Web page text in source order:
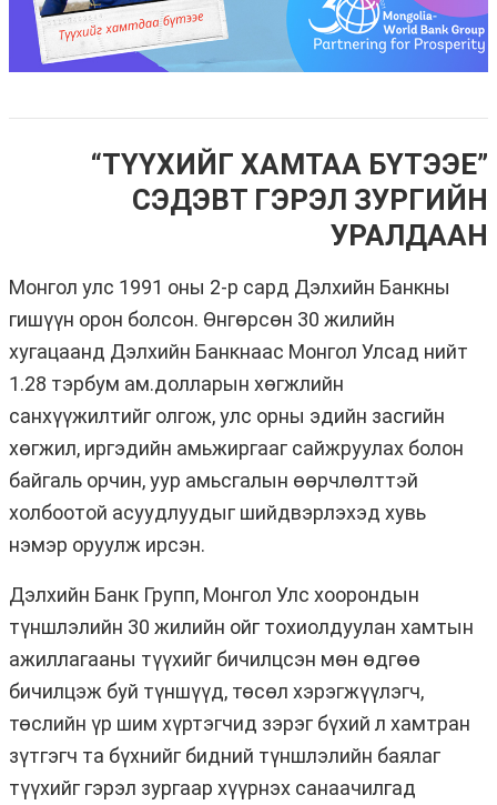
“ТҮҮХИЙГ ХАМТАА БҮТЭЭЕ”
СЭДЭВТ ГЭРЭЛ ЗУРГИЙН
УРАЛДААН
Монгол улс 1991 оны 2-р сард Дэлхийн Банкны
гишүүн орон болсон. Өнгөрсөн 30 жилийн
хугацаанд Дэлхийн Банкнаас Монгол Улсад нийт
1.28 тэрбум ам.долларын хөгжлийн
санхүүжилтийг олгож, улс орны эдийн засгийн
хөгжил, иргэдийн амьжиргааг сайжруулах болон
байгаль орчин, уур амьсгалын өөрчлөлттэй
холбоотой асуудлуудыг шийдвэрлэхэд хувь
нэмэр оруулж ирсэн.
Дэлхийн Банк Групп, Монгол Улс хоорондын
түншлэлийн 30 жилийн ойг тохиолдуулан хамтын
ажиллагааны түүхийг бичилцсэн мөн өдгөө
бичилцэж буй түншүүд, төсөл хэрэгжүүлэгч,
төслийн үр шим хүртэгчид зэрэг бүхий л хамтран
зүтгэгч та бүхнийг бидний түншлэлийн баялаг
түүхийг гэрэл зургаар хүүрнэх санаачилгад